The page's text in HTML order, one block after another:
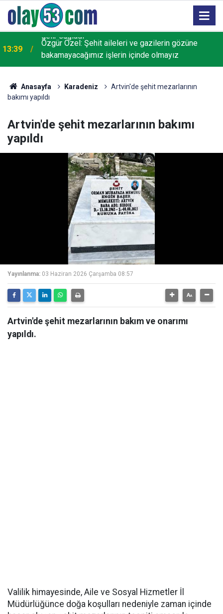
13:39
Özgür Özel: Şehit aileleri ve gazilerin gözüne
bakamayacağımız işlerin içinde olmayız
Anasayfa Karadeniz
Artvin'de şehit mezarlarının
bakımı yapıldı
Artvin'de şehit mezarlarının bakımı
yapıldı
Yayınlanma: 03 Haziran 2026 Çarşamba 08:57
Artvin'de şehit mezarlarının bakım ve onarımı
yapıldı.
Valilik himayesinde, Aile ve Sosyal Hizmetler İl
Müdürlüğünce doğa koşulları nedeniyle zaman içinde